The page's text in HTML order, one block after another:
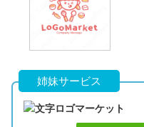
姉妹サービス